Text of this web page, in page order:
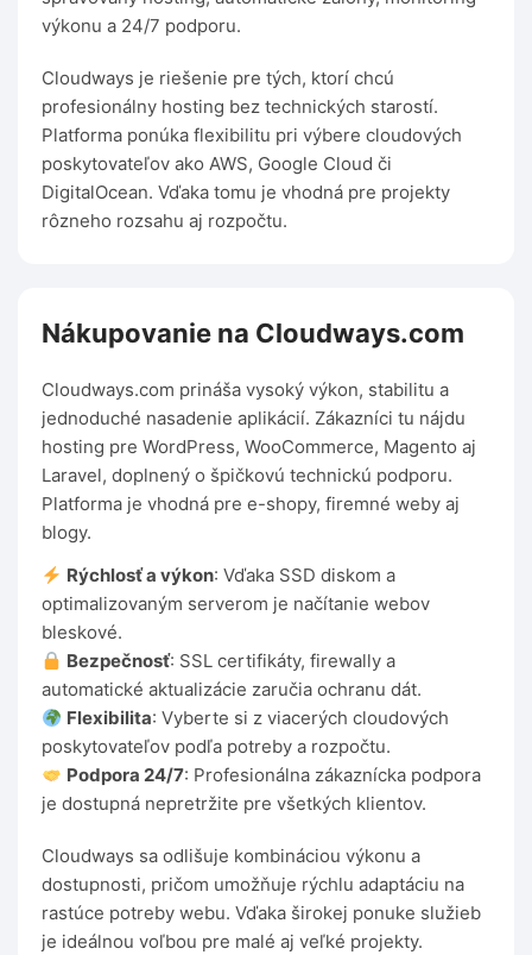
výkonu a 24/7 podporu.
Cloudways je riešenie pre tých, ktorí chcú
profesionálny hosting bez technických starostí.
Platforma ponúka flexibilitu pri výbere cloudových
poskytovateľov ako AWS, Google Cloud či
DigitalOcean. Vďaka tomu je vhodná pre projekty
rôzneho rozsahu aj rozpočtu.
Nákupovanie na Cloudways.com
Cloudways.com prináša vysoký výkon, stabilitu a
jednoduché nasadenie aplikácií. Zákazníci tu nájdu
hosting pre WordPress, WooCommerce, Magento aj
Laravel, doplnený o špičkovú technickú podporu.
Platforma je vhodná pre e-shopy, firemné weby aj
blogy.
Rýchlosť a výkon: Vďaka SSD diskom a
optimalizovaným serverom je načítanie webov
bleskové.
Bezpečnosť: SSL certifikáty, firewally a
automatické aktualizácie zaručia ochranu dát.
Flexibilita: Vyberte si z viacerých cloudových
poskytovateľov podľa potreby a rozpočtu.
Podpora 24/7: Profesionálna zákaznícka podpora
je dostupná nepretržite pre všetkých klientov.
Cloudways sa odlišuje kombináciou výkonu a
dostupnosti, pričom umožňuje rýchlu adaptáciu na
rastúce potreby webu. Vďaka širokej ponuke služieb
je ideálnou voľbou pre malé aj veľké projekty.